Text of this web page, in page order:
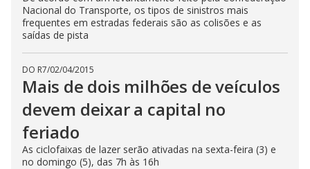
Nacional do Transporte, os tipos de sinistros mais
frequentes em estradas federais são as colisões e as
saídas de pista
DO R7/02/04/2015
Mais de dois milhões de veículos
devem deixar a capital no
feriado
As ciclofaixas de lazer serão ativadas na sexta-feira (3) e
no domingo (5), das 7h às 16h